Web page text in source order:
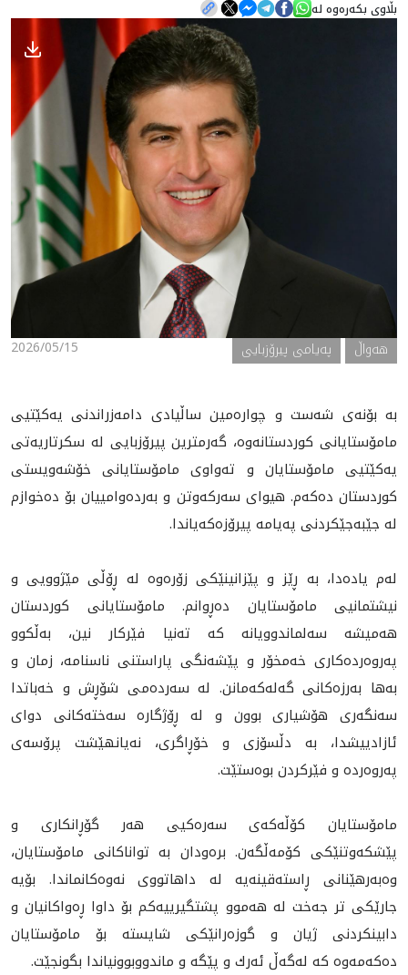
بڵاوی بکەرەوە لە
2026/05/15 هه‌واڵ پەیامی پیرۆزبایی
بە بۆنەی شەست و چوارەمین ساڵیادی دامەزراندنی یەکێتیی
مامۆستایانی کوردستانەوە، گەرمترین پیرۆزبایی لە سکرتاریەتی
یەکێتیی مامۆستایان و تەواوی مامۆستایانی خۆشەویستی
کوردستان دەکەم. هیوای سەرکەوتن و بەردەوامییان بۆ دەخوازم
لە جێبەجێکردنی پەیامە پیرۆزەکەیاندا.
لەم یادەدا، بە ڕێز و پێزانینێکی زۆره‌وه‌ لە ڕۆڵی مێژوویی و
نیشتمانیی مامۆستایان دەڕوانم. مامۆستایانی کوردستان
هەمیشە سەلماندوویانە کە تەنیا فێرکار نین، بەڵکوو
په‌روه‌رده‌كارى خه‌مخۆر و پێشەنگی پاراستنی ناسنامە، زمان و
بەها بەرزەکانی گەلەکەمانن. لە سەردەمی شۆڕش و خەباتدا
سەنگەری هۆشیاری بوون و لە ڕۆژگارە سەختەکانی دوای
ئازادییشدا، بە دڵسۆزی و خۆڕاگری، نەیانهێشت پرۆسەی
پەروەردە و فێرکردن بوەستێت.
مامۆستایان کۆڵەکەی سەرەکیی هەر گۆڕانکاری و
پێشکەوتنێکی کۆمەڵگەن. بره‌ودان به‌ تواناكانى مامۆستایان،
وەبەرهێنانی ڕاستەقینەیە لە داهاتووی نەوەکانماندا. بۆیە
جارێکی تر جەخت لە هه‌موو پشتگیریيه‌كم بۆ داوا ڕەواکانیان و
دابینکردنی ژیان و گوزەرانێکی شایستە بۆ مامۆستايان
دەکەمەوە کە لەگەڵ ئه‌رك و پێگە و ماندووبوونیاندا بگونجێت.